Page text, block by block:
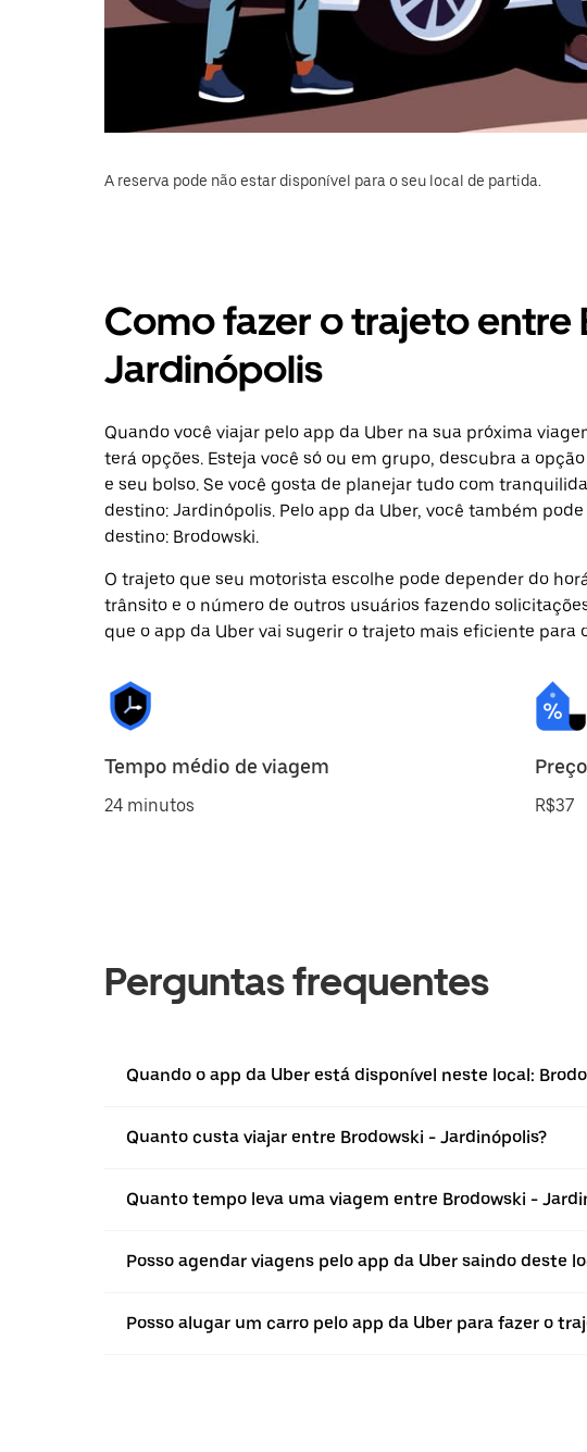
A reserva pode não estar disponível para o seu local de partida.
Como fazer o trajeto entre
Jardinópolis
Quando você viajar pelo app da Uber na sua próxima
terá opções. Esteja você só ou em grupo, descubra a
e seu bolso. Se você gosta de planejar tudo com
destino: Jardinópolis. Pelo app da Uber, você também
destino: Brodowski.
O trajeto que seu motorista escolhe pode depender do
trânsito e o número de outros usuários fazendo
que o app da Uber vai sugerir o trajeto mais eficiente para
Tempo médio de viagem
24 minutos R$37
Perguntas frequentes
Quando o app da Uber está disponível neste local:
Quanto custa viajar entre Brodowski - Jardinópolis?
Quanto tempo leva uma viagem entre Brodowski -
Posso agendar viagens pelo app da Uber saindo deste
Posso alugar um carro pelo app da Uber para fazer o